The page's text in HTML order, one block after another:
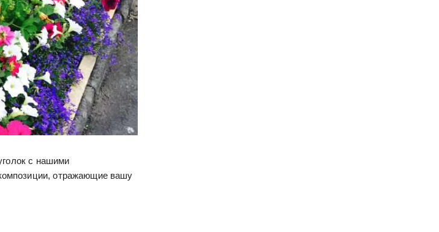
с нашими
отражающие вашу